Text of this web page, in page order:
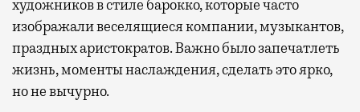
художников в стиле барокко, которые часто
изображали веселящиеся компании, музыкантов,
праздных аристократов. Важно было запечатлеть
жизнь, моменты наслаждения, сделать это ярко,
но не вычурно.